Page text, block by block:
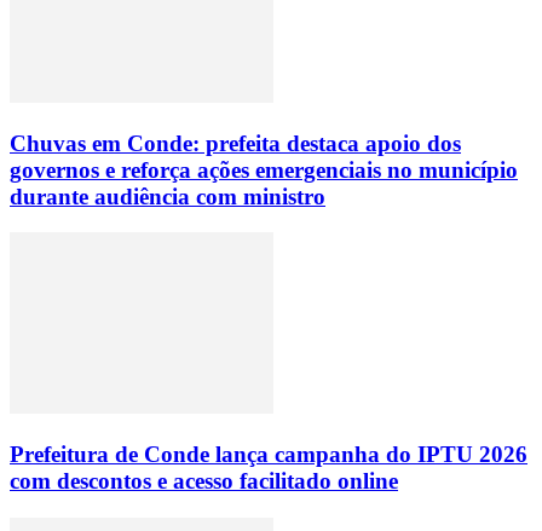
Chuvas em Conde: prefeita destaca apoio dos
governos e reforça ações emergenciais no município
durante audiência com ministro
Prefeitura de Conde lança campanha do IPTU 2026
com descontos e acesso facilitado online